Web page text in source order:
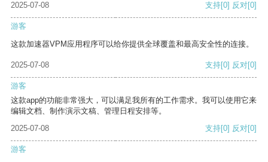
2025-07-08 支持[0] 反对[0]
游客
这款加速器VPM应用程序可以给你提供全球覆盖和最高安全性的连接。
2025-07-08 支持[0] 反对[0]
游客
这款app的功能非常强大，可以满足我所有的工作需求。我可以使用它来
编辑文档、制作演示文稿、管理日程安排等。
2025-07-08
支持[0] 反对[0]
游客